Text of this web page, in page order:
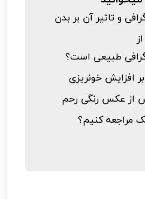
و تاثیر آن بر بدن
طبیعی است؟
افزایش خونریزی
از عکس رنگی رحم
مراجعه کنیم؟